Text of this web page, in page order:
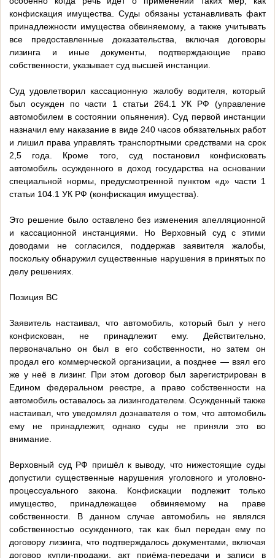
конфискация имущества. Суды обязаны устанавливать факт
принадлежности имущества обвиняемому, а также учитывать
все предоставленные доказательства, включая договоры
лизинга и иные документы, подтверждающие право
собственности, указывает суд высшей инстанции.
Суд удовлетворил кассационную жалобу водителя, который
был осужден по части 1 статьи 264.1 УК РФ (управление
автомобилем в состоянии опьянения). Суд первой инстанции
назначил ему наказание в виде 240 часов обязательных работ
и лишил права управлять транспортными средствами на срок
2,5 года. Кроме того, суд постановил конфисковать
автомобиль осужденного в доход государства на основании
специальной нормы, предусмотренной пунктом «д» части 1
статьи 104.1 УК РФ (конфискация имущества).
Это решение было оставлено без изменения апелляционной
и кассационной инстанциями. Но Верховный суд с этими
доводами не согласился, поддержав заявителя жалобы,
поскольку обнаружил существенные нарушения в принятых по
делу решениях.
Позиция ВС
Заявитель настаивал, что автомобиль, который был у него
конфискован, не принадлежит ему. Действительно,
первоначально он был в его собственности, но затем он
продал его коммерческой организации, а позднее — взял его
же у неё в лизинг. При этом договор был зарегистрирован в
Едином федеральном реестре, а право собственности на
автомобиль оставалось за лизингодателем. Осужденный также
настаивал, что уведомлял дознавателя о том, что автомобиль
ему не принадлежит, однако суды не приняли это во
внимание.
Верховный суд РФ пришёл к выводу, что нижестоящие суды
допустили существенные нарушения уголовного и уголовно-
процессуального закона. Конфискации подлежит только
имущество, принадлежащее обвиняемому на праве
собственности. В данном случае автомобиль не являлся
собственностью осужденного, так как был передан ему по
договору лизинга, что подтверждалось документами, включая
договор купли-продажи, акт приёма-передачи и записи в